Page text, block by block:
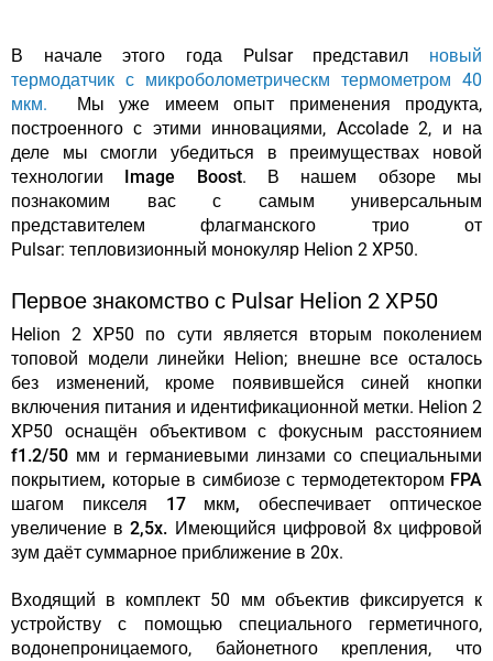
В начале этого года Pulsar представил новый
термодатчик с микроболометрическм термометром 40
мкм. Мы уже имеем опыт применения продукта,
построенного с этими инновациями, Accolade 2, и на
деле мы смогли убедиться в преимуществах новой
технологии Image Boost. В нашем обзоре мы
познакомим вас с самым универсальным
представителем флагманского трио от
Pulsar: тепловизионный монокуляр Helion 2 XP50.
Первое знакомство с Pulsar Helion 2 XP50
Helion 2 XP50 по сути является вторым поколением
топовой модели линейки Helion; внешне все осталось
без изменений, кроме появившейся синей кнопки
включения питания и идентификационной метки. Helion 2
XP50 оснащён объективом с фокусным расстоянием
f1.2/50 мм и германиевыми линзами со специальными
покрытием, которые в симбиозе с термодетектором FPA
шагом пикселя 17 мкм, обеспечивает оптическое
увеличение в 2,5x. Имеющийся цифровой 8х цифровой
зум даёт суммарное приближение в 20x.
Входящий в комплект 50 мм объектив фиксируется к
устройству с помощью специального герметичного,
водонепроницаемого, байонетного крепления, что